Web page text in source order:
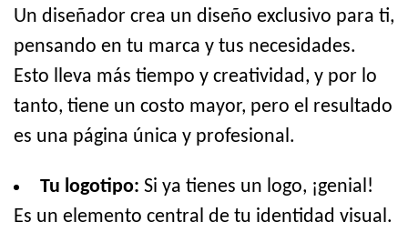
Un diseñador crea un diseño exclusivo para ti,
pensando en tu marca y tus necesidades.
Esto lleva más tiempo y creatividad, y por lo
tanto, tiene un costo mayor, pero el resultado
es una página única y profesional.
Tu logotipo: Si ya tienes un logo, ¡genial!
Es un elemento central de tu identidad visual.